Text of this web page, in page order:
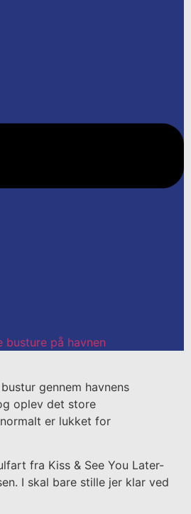
busture på havnen
gennem havnens
oplev det store
er lukket for
fra Kiss & See You Later-
I skal bare stille jer klar ved